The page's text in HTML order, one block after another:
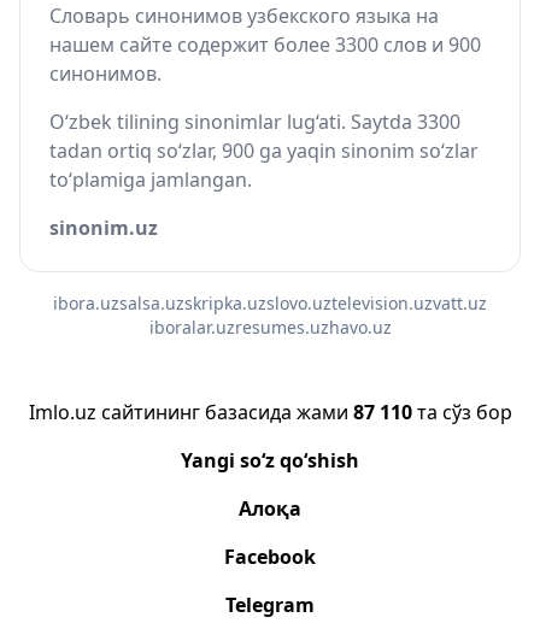
Словарь синонимов узбекского языка на
нашем сайте содержит более 3300 слов и 900
синонимов.
O‘zbek tilining sinonimlar lug‘ati. Saytda 3300
tadan ortiq so‘zlar, 900 ga yaqin sinonim so‘zlar
to‘plamiga jamlangan.
sinonim.uz
ibora.uzsalsa.uzskripka.uzslovo.uztelevision.uzvatt.uz
iboralar.uzresumes.uzhavo.uz
Imlo.uz сайтининг базасида жами 87 110та сўз бор
Yangi so‘z qo‘shish
Алоқа
Facebook
Telegram